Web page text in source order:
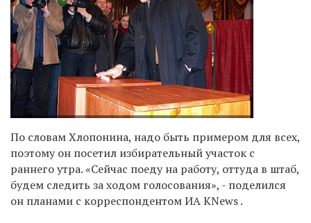
По словам Хлопонина, надо быть примером для всех,
поэтому он посетил избирательный участок с
раннего утра. «Сейчас поеду на работу, оттуда в штаб,
будем следить за ходом голосования», - поделился
он планами с корреспондентом ИА KNews .